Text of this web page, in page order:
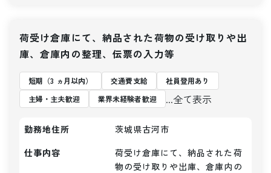
荷受け倉庫にて、納品された荷物の受け取りや出
庫、倉庫内の整理、伝票の入力等
短期（3 ヵ月以内） 交通費支給
社員登用あり
主婦・主夫歓迎
業界未経験者歓迎 ...全て表示
勤務地住所
茨城県古河市
仕事内容
荷受け倉庫にて、納品された荷
物の受け取りや出庫、倉庫内の